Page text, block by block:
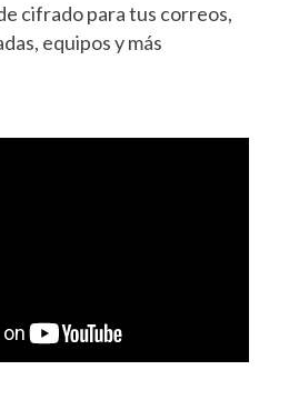
cifrado para tus correos,
equipos y más